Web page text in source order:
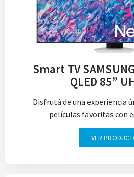
Smart TV
QLED 85”
Disfrutá de una experiencia
películas favoritas con
VER